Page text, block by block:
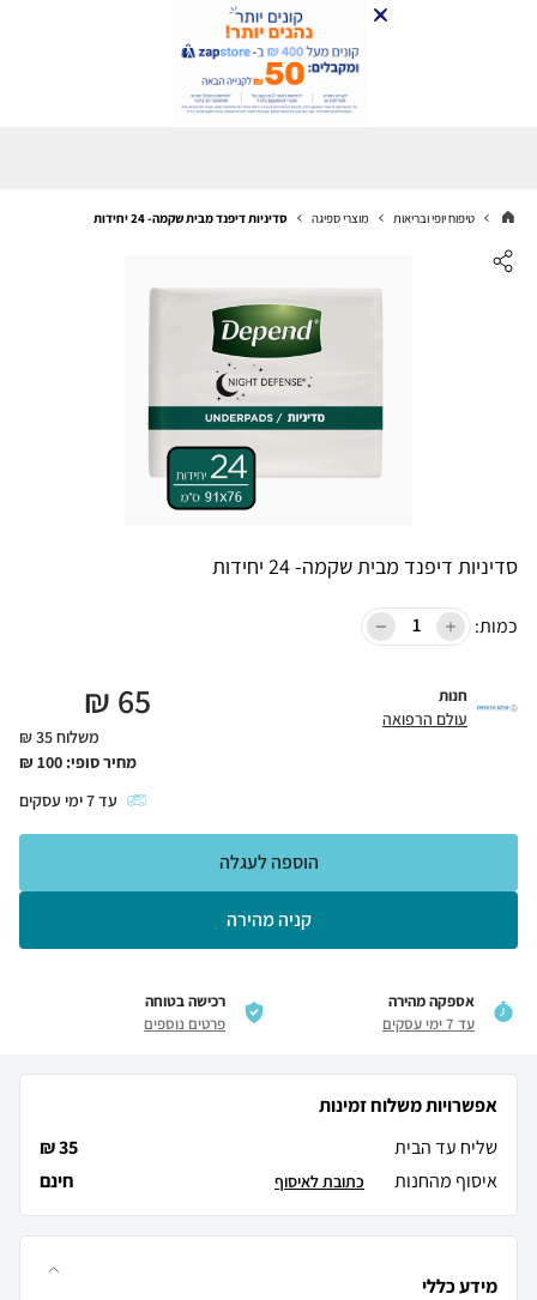
טיפוח יופי ובריאות מוצרי ספיגה סדיניות דיפנד מבית שקמה- 24 יחידות
סדיניות דיפנד מבית שקמה- 24 יחידות
כמות:
חנות
עולם הרפואה 65
₪
משלוח 35 ₪
מחיר סופי: 100
₪
עד7ימי עסקים
קניה מהירה
הוספה לעגלה
אספקה מהירה
עד 7 ימי עסקים
רכישה בטוחה
פרטים נוספים
אפשרויות משלוח זמינות
שליח עד הבית
35 ₪
איסוף מהחנות
חינם כתובת לאיסוף
מידע כללי